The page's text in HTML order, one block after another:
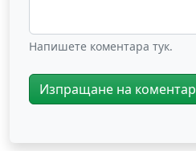
Напишете коментара тук.
Изпращане на коментар